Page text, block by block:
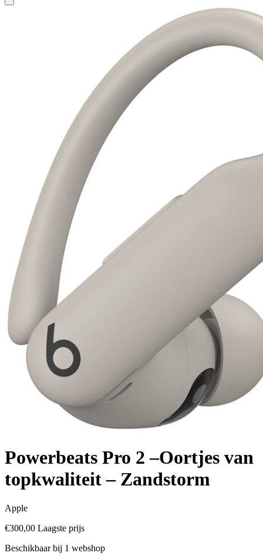
Powerbeats Pro 2 –Oortjes van
topkwaliteit – Zandstorm
Apple
€300,00 Laagste prijs
Beschikbaar bij 1 webshop